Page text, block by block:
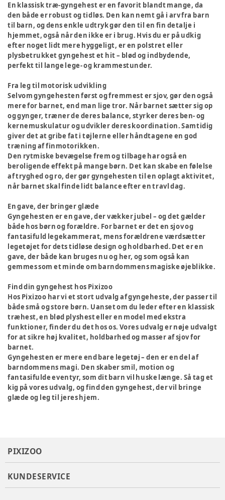
En klassisk træ-gyngehest er en favorit blandt mange, da
den både er robust og tidløs. Den kan nemt gå i arv fra barn
til barn, og dens enkle udtryk gør den til en fin detalje i
hjemmet, også når den ikke er i brug. Hvis du er på udkig
efter noget lidt mere hyggeligt, er en polstret eller
plysbetrukket gyngehest et hit – blød og indbydende,
perfekt til lange lege- og krammestunder.
Fra leg til motorisk udvikling
Selvom gyngehesten først og fremmest er sjov, gør den også
mere for barnet, end man lige tror. Når barnet sætter sig op
og gynger, træner de deres balance, styrker deres ben- og
kernemuskulatur og udvikler deres koordination. Samtidig
giver det at gribe fat i tøjlerne eller håndtagene en god
træning af finmotorikken.
Den rytmiske bevægelse frem og tilbage har også en
beroligende effekt på mange børn. Det kan skabe en følelse
af tryghed og ro, der gør gyngehesten til en oplagt aktivitet,
når barnet skal finde lidt balance efter en travl dag.
En gave, der bringer glæde
Gyngehesten er en gave, der vækker jubel – og det gælder
både hos børn og forældre. For barnet er det en sjov og
fantasifuld legekammerat, mens forældrene værdsætter
legetøjet for dets tidløse design og holdbarhed. Det er en
gave, der både kan bruges nu og her, og som også kan
gemmes som et minde om barndommens magiske øjeblikke.
Find din gyngehest hos Pixizoo
Hos Pixizoo har vi et stort udvalg af gyngeheste, der passer til
både små og store børn. Uanset om du leder efter en klassisk
træhest, en blød plyshest eller en model med ekstra
funktioner, finder du det hos os. Vores udvalg er nøje udvalgt
for at sikre høj kvalitet, holdbarhed og masser af sjov for
barnet.
Gyngehesten er mere end bare legetøj – den er en del af
barndommens magi. Den skaber smil, motion og
fantasifulde eventyr, som dit barn vil huske længe. Så tag et
kig på vores udvalg, og find den gyngehest, der vil bringe
glæde og leg til jeres hjem.
PIXIZOO
KUNDESERVICE